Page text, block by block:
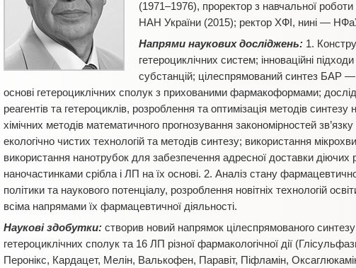
(1971–1976), проректор з навчальної
НАН України (2015); ректор ХФІ, нині —
Напрями наукових досліджень: 1.
гетероциклічних систем; інноваційні
субстанцій; цілеспрямований синтез БАР —
основі гетероциклічних сполук з прихованими фармакоформами;
реагентів та гетероциклів, розроблення та оптимізація методів
хімічних методів математичного прогнозування закономірностей
екологічно чистих технологій та методів синтезу; використання
використання нанотрубок для забезпечення адресної доставки
наночастинками срібла і ЛП на їх основі. 2. Аналіз стану
політики та наукового потенціалу, розроблення новітніх технологій
всіма напрямами їх фармацевтичної діяльності.
Наукові здобутки: створив новий напрямок цілеспрямованого
гетероциклічних сполук та 16 ЛП різної фармакологічної дії
Перонікс, Кардацет, Мелін, Валькофен, Паравіт, Піфламін,